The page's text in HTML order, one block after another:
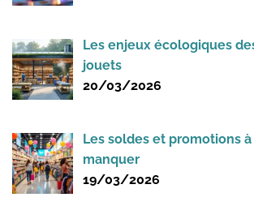
Les enjeux écologiques
jouets
20/03/2026
Les soldes et promotions à
manquer
19/03/2026